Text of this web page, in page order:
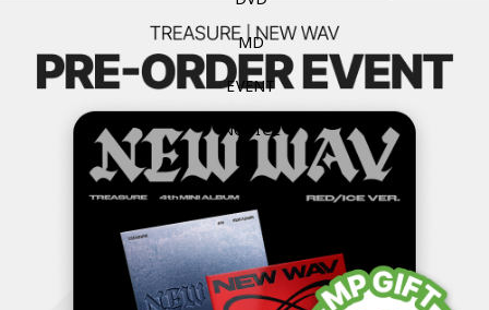
MD
EVENT
NOTICE